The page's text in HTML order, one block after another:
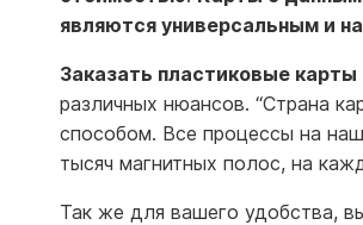
являются универсальным и
Заказать пластиковые карты
различных нюансов. “Страна
способом. Все процессы на
тысяч магнитных полос, на
Так же для вашего удобства,